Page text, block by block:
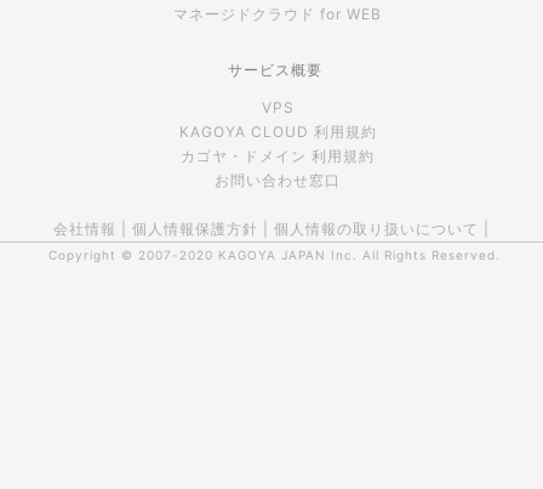
マネージドクラウド for WEB
サービス概要
VPS
KAGOYA CLOUD 利用規約
カゴヤ・ドメイン 利用規約
お問い合わせ窓口
会社情報 個人情報保護方針 個人情報の取り扱いについて
Copyright © 2007-2020 KAGOYA JAPAN Inc. All Rights Reserved.